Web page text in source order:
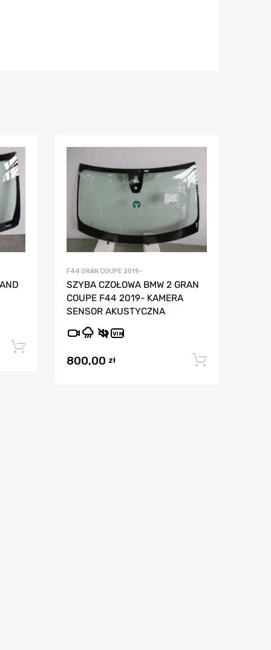
F44 GRAN COUPE 2019-
SZYBA CZOŁOWA BMW 2 GRAN
COUPE F44 2019- KAMERA
SENSOR AKUSTYCZNA
VIN
800,00 zł